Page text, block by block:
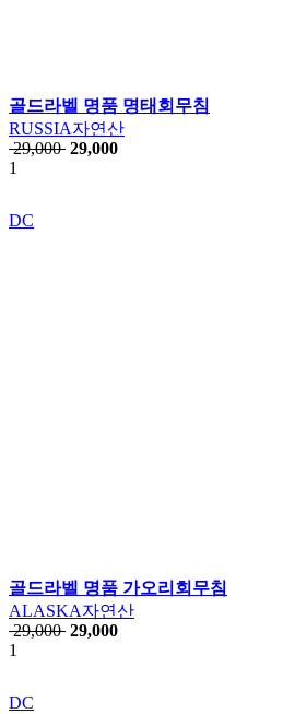
골드라벨 명품 명태회무침
RUSSIA자연산
29,000 29,000
1
DC
골드라벨 명품 가오리회무침
ALASKA자연산
29,000 29,000
1
DC